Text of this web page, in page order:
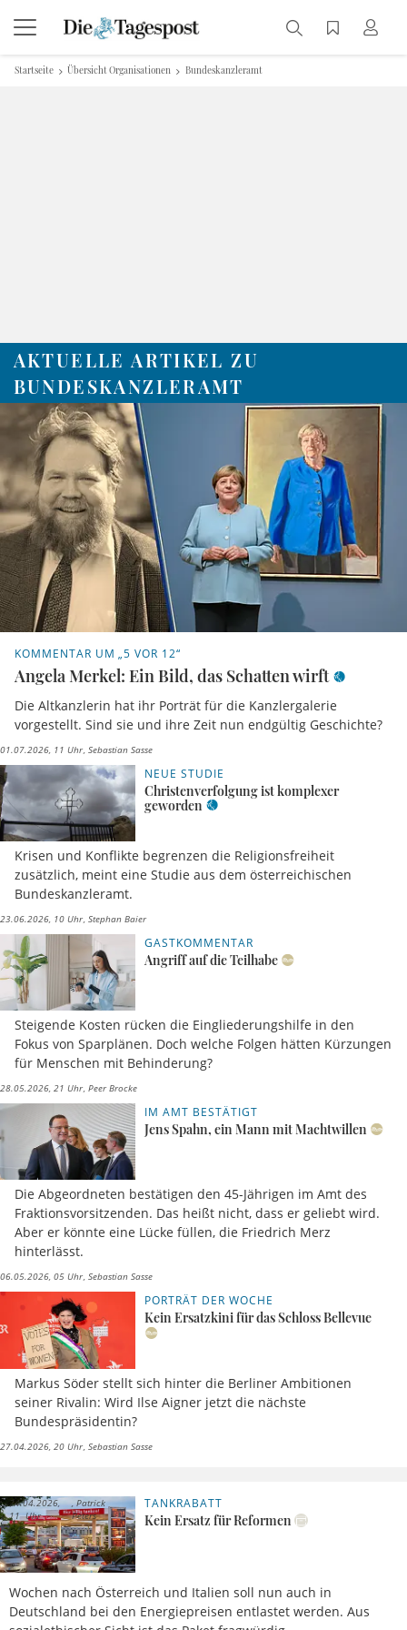
Startseite Übersicht Organisationen Bundeskanzleramt
AKTUELLE ARTIKEL ZU
BUNDESKANZLERAMT
KOMMENTAR UM „5 VOR 12“
Angela Merkel: Ein Bild, das Schatten wirft
Die Altkanzlerin hat ihr Porträt für die Kanzlergalerie
vorgestellt. Sind sie und ihre Zeit nun endgültig Geschichte?
01.07.2026, 11 Uhr Sebastian Sasse
NEUE STUDIE
Christenverfolgung ist komplexer
geworden
Krisen und Konflikte begrenzen die Religionsfreiheit
zusätzlich, meint eine Studie aus dem österreichischen
Bundeskanzleramt.
23.06.2026, 10 Uhr Stephan Baier
GASTKOMMENTAR
Angriff auf die Teilhabe
Steigende Kosten rücken die Eingliederungshilfe in den
Fokus von Sparplänen. Doch welche Folgen hätten Kürzungen
für Menschen mit Behinderung?
28.05.2026, 21 Uhr Peer Brocke
IM AMT BESTÄTIGT
Jens Spahn, ein Mann mit Machtwillen
Die Abgeordneten bestätigen den 45-Jährigen im Amt des
Fraktionsvorsitzenden. Das heißt nicht, dass er geliebt wird.
Aber er könnte eine Lücke füllen, die Friedrich Merz
hinterlässt.
06.05.2026, 05 Uhr Sebastian Sasse
PORTRÄT DER WOCHE
Kein Ersatzkini für das Schloss Bellevue
Markus Söder stellt sich hinter die Berliner Ambitionen
seiner Rivalin: Wird Ilse Aigner jetzt die nächste
Bundespräsidentin?
27.04.2026, 20 Uhr Sebastian Sasse
TANKRABATT
Kein Ersatz für Reformen
Wochen nach Österreich und Italien soll nun auch in
Deutschland bei den Energiepreisen entlastet werden. Aus
24.04.2026,
11 Uhr
Patrick
Peters